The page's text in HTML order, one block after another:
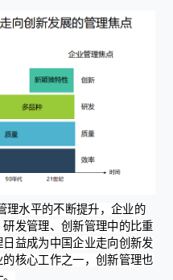
理水平的不断提升，企业的
发管理、创新管理中的比重
益成为中国企业走向创新发
核心工作之一，创新管理也